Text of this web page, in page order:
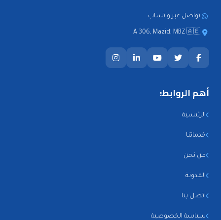
تواصل عبر واتساب
A 306, Mazid, MBZ 🇦🇪
أهم الروابط:
الرئيسية
خدماتنا
من نحن
المدونة
اتصل بنا
سياسة الخصوصية